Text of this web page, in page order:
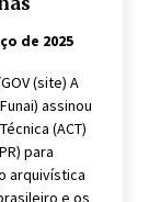
de 2025
(site) A
assinou
(ACT)
para
arquivística
e os